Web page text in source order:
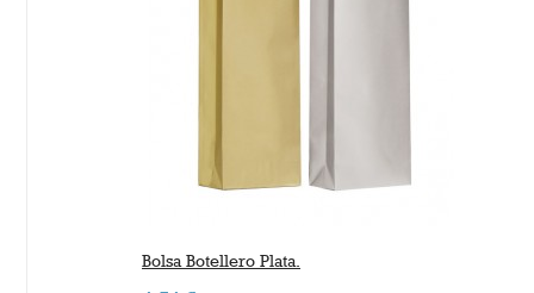
Bolsa Botellero Plata.